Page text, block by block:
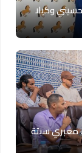
وكيلا
معبري سبتة